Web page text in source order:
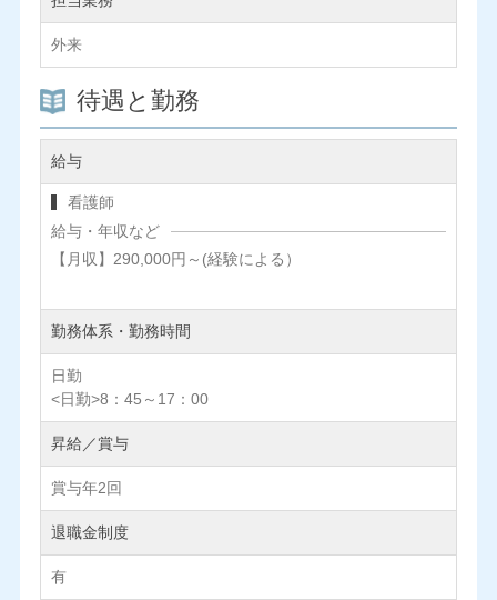
外来
待遇と勤務
給与
看護師
給与・年収など
【月収】290,000円～(経験による）
勤務体系・勤務時間
日勤
<日勤>8：45～17：00
昇給／賞与
賞与年2回
退職金制度
有